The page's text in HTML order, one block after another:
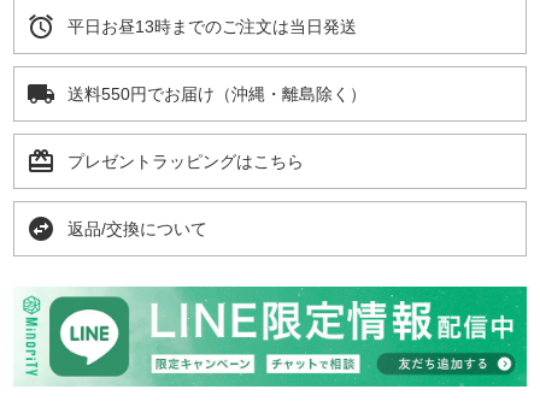
alarm 平日お昼13時までのご注文は当日発送
local_shipping 送料550円でお届け（沖縄・離島除く）
card_giftcard プレゼントラッピングはこちら
swap_horizontal_circle 返品/交換について